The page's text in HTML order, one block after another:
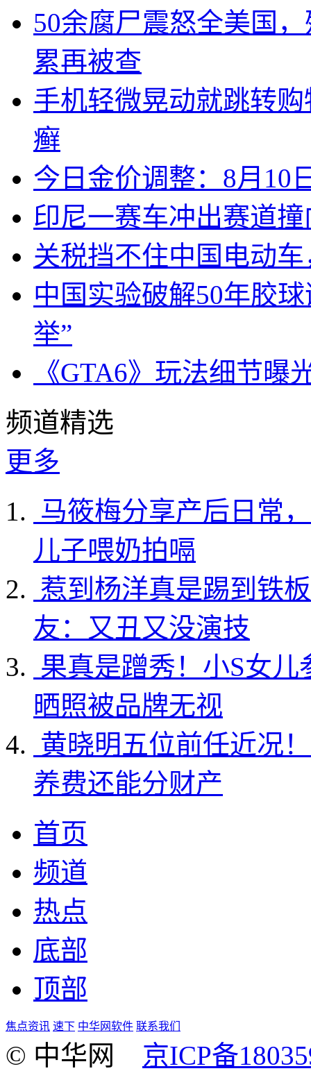
50余腐尸震怒全美国
累再被查
手机轻微晃动就跳转
癣
今日金价调整：8月10
印尼一赛车冲出赛道
关税挡不住中国电动
中国实验破解50年胶
举”
《GTA6》玩法细节
频道精选
更多
马筱梅分享产后日常
儿子喂奶拍嗝
惹到杨洋真是踢到铁
友：又丑又没演技
果真是蹭秀！小S女
晒照被品牌无视
黄晓明五位前任近况
养费还能分财产
首页
频道
热点
底部
顶部
焦点资讯 速下 中华网软件 联系我们
© 中华网 京ICP备